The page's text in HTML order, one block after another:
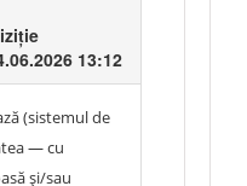
vedere
cerințe
la procedură
alchidice
13:12
(sistemul de
— cu
și/sau